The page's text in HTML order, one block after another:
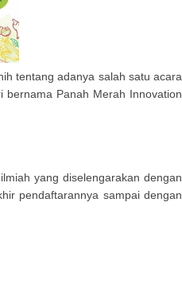
tentang adanya salah satu acara
bernama Panah Merah Innovation
yang diselengarakan dengan
pendaftarannya sampai dengan